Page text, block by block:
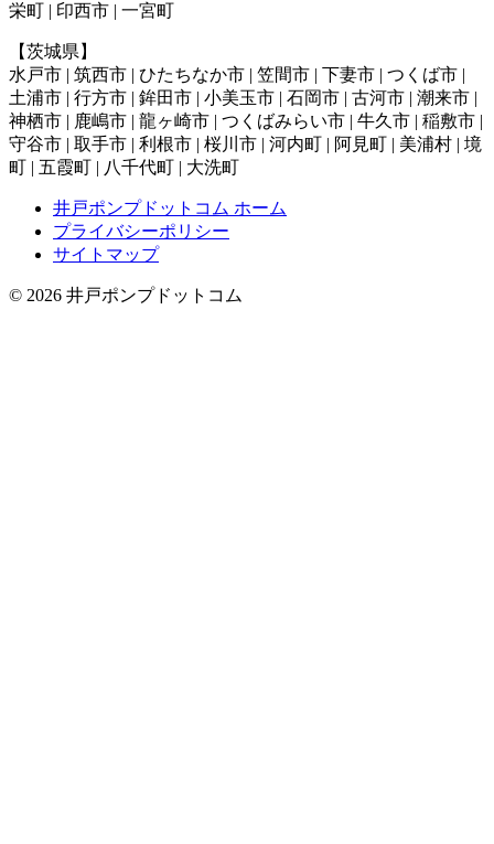
栄町 | 印西市 | 一宮町
【茨城県】
水戸市 | 筑西市 | ひたちなか市 | 笠間市 | 下妻市 | つくば市 |
土浦市 | 行方市 | 鉾田市 | 小美玉市 | 石岡市 | 古河市 | 潮来市 |
神栖市 | 鹿嶋市 | 龍ヶ崎市 | つくばみらい市 | 牛久市 | 稲敷市 |
守谷市 | 取手市 | 利根市 | 桜川市 | 河内町 | 阿見町 | 美浦村 | 境
町 | 五霞町 | 八千代町 | 大洗町
井戸ポンプドットコム ホーム
プライバシーポリシー
サイトマップ
© 2026 井戸ポンプドットコム